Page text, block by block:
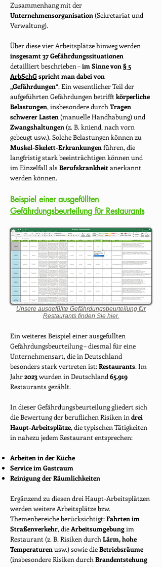
Zusammenhang mit der
Unternehmensorganisation (Sekretariat und
Verwaltung).
Über diese vier Arbeitsplätze hinweg werden
insgesamt 37 Gefährdungssituationen
detailliert beschrieben –im Sinne von § 5
ArbSchGspricht man dabei von
„Gefährdungen“. Ein wesentlicher Teil der
aufgeführten Gefährdungen betrifft körperliche
Belastungen, insbesondere durch Tragen
schwerer Lasten (manuelle Handhabung) und
Zwangshaltungen (z. B. kniend, nach vorn
gebeugt usw.). Solche Belastungen können zu
Muskel-Skelett-Erkrankungen führen, die
langfristig stark beeinträchtigen können und
im Einzelfall als Berufskrankheit anerkannt
werden können.
Beispiel einer ausgefüllten
Gefährdungsbeurteilung für Restaurants
Unsere ausgefüllte Gefährdungsbeurteilung für
Restaurants finden Sie hier.
Ein weiteres Beispiel einer ausgefüllten
Gefährdungsbeurteilung – diesmal für eine
Unternehmensart, die in Deutschland
besonders stark vertreten ist:Restaurants. Im
Jahr2023wurden in Deutschland 65.919
Restaurants gezählt.
In dieser Gefährdungsbeurteilung gliedert sich
die Bewertung der beruflichen Risiken in drei
Haupt-Arbeitsplätze, die typischen Tätigkeiten
in nahezu jedem Restaurant entsprechen:
Arbeiten in der Küche
Service im Gastraum
Reinigung der Räumlichkeiten
Ergänzend zu diesen drei Haupt-Arbeitsplätzen
werden weitere Arbeitsplätze bzw.
Themenbereiche berücksichtigt:Fahrten im
Straßenverkehr, dieArbeitsumgebungim
Restaurant (z. B. Risiken durch Lärm, hohe
Temperaturen usw.) sowie dieBetriebsräume
(insbesondere Risiken durch Brandentstehung